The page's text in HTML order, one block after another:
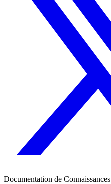
Documentation de Connaissances